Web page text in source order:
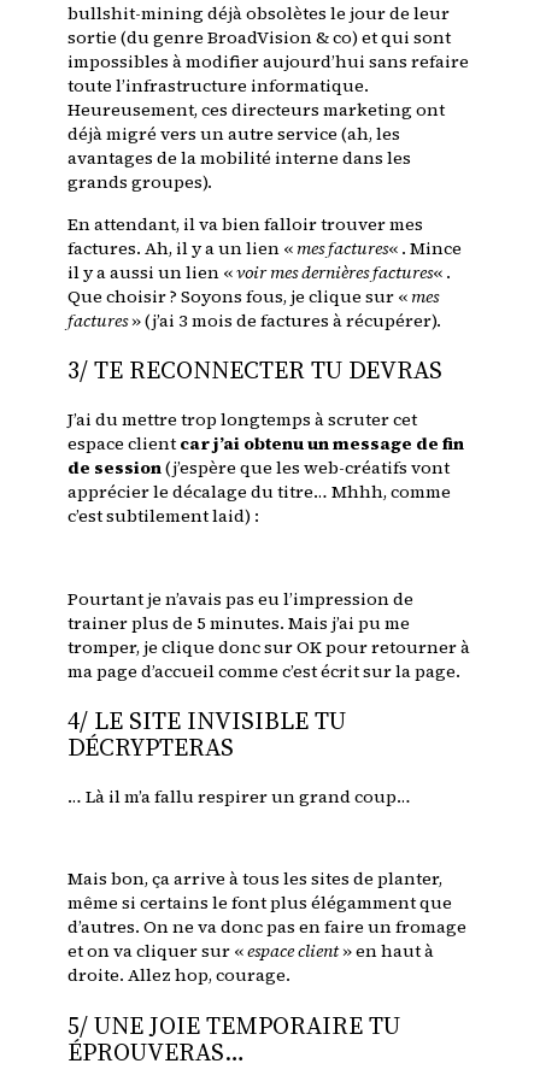
bullshit-mining déjà obsolètes le jour de leur
sortie (du genre BroadVision & co) et qui sont
impossibles à modifier aujourd’hui sans refaire
toute l’infrastructure informatique.
Heureusement, ces directeurs marketing ont
déjà migré vers un autre service (ah, les
avantages de la mobilité interne dans les
grands groupes).
En attendant, il va bien falloir trouver mes
factures. Ah, il y a un lien «mes factures« . Mince
il y a aussi un lien «voir mes dernières factures« .
Que choisir ? Soyons fous, je clique sur «mes
factures» (j’ai 3 mois de factures à récupérer).
3/ TE RECONNECTER TU DEVRAS
J’ai du mettre trop longtemps à scruter cet
espace client car j’ai obtenu un message de fin
de session(j’espère que les web-créatifs vont
apprécier le décalage du titre… Mhhh, comme
c’est subtilement laid) :
Pourtant je n’avais pas eu l’impression de
trainer plus de 5 minutes. Mais j’ai pu me
tromper, je clique donc sur OK pour retourner à
ma page d’accueil comme c’est écrit sur la page.
4/ LE SITE INVISIBLE TU
DÉCRYPTERAS
… Là il m’a fallu respirer un grand coup…
Mais bon, ça arrive à tous les sites de planter,
même si certains le font plus élégamment que
d’autres. On ne va donc pas en faire un fromage
et on va cliquer sur «espace client» en haut à
droite. Allez hop, courage.
5/ UNE JOIE TEMPORAIRE TU
ÉPROUVERAS…